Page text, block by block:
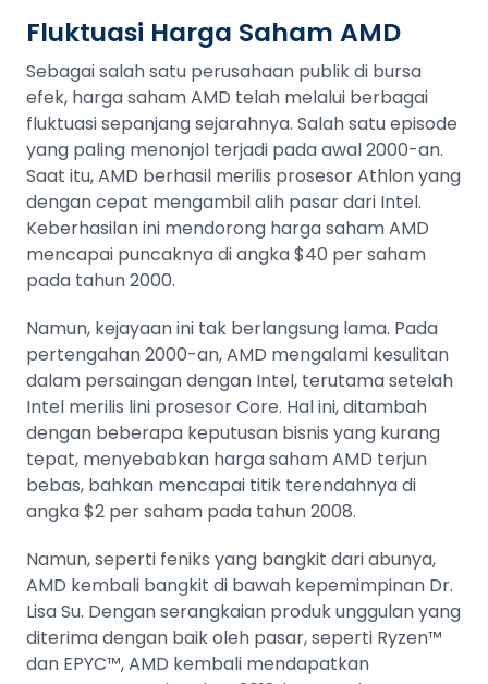
Fluktuasi Harga Saham AMD
Sebagai salah satu perusahaan publik di bursa
efek, harga saham AMD telah melalui berbagai
fluktuasi sepanjang sejarahnya. Salah satu episode
yang paling menonjol terjadi pada awal 2000-an.
Saat itu, AMD berhasil merilis prosesor Athlon yang
dengan cepat mengambil alih pasar dari Intel.
Keberhasilan ini mendorong harga saham AMD
mencapai puncaknya di angka $40 per saham
pada tahun 2000.
Namun, kejayaan ini tak berlangsung lama. Pada
pertengahan 2000-an, AMD mengalami kesulitan
dalam persaingan dengan Intel, terutama setelah
Intel merilis lini prosesor Core. Hal ini, ditambah
dengan beberapa keputusan bisnis yang kurang
tepat, menyebabkan harga saham AMD terjun
bebas, bahkan mencapai titik terendahnya di
angka $2 per saham pada tahun 2008.
Namun, seperti feniks yang bangkit dari abunya,
AMD kembali bangkit di bawah kepemimpinan Dr.
Lisa Su. Dengan serangkaian produk unggulan yang
diterima dengan baik oleh pasar, seperti Ryzen™
dan EPYC™, AMD kembali mendapatkan